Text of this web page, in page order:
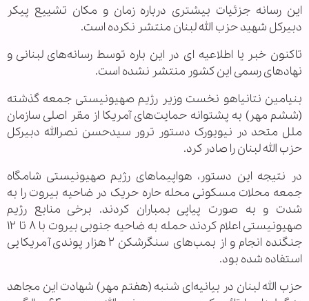
این رسانه جزئیات بیشتری درباره زمان و مکان تشییع پیکر
دبیرکل شهید حزب الله لبنان منتشر نکرده است.
تاکنون خبر یا اطلاعیه ای در این باره توسط رسانه‌های لبنانی و
نهادهای رسمی این کشور منتشر نشده است.
بنیامین نتانیاهو نخست وزیر رژیم صهیونیستی جمعه گذشته
(ششم مهر) به پشتوانه حمایت‌های آمریکا از مقر اصلی سازمان
ملل متحد در نیویورک دستور ترور سیدحسن نصرالله دبیرکل
حزب الله لبنان را صادر کرد.
در نتیجه این دستور، هواپیماهای رژیم صهیونیستی شامگاه
جمعه محلات مسکونی محله حاره حریک در ضاحیه بیروت را به
شدت و به صورت پیاپی بمباران کردند. برخی منابع رژیم
صهیونیستی اعلام کردند حمله به ضاحیه جنوبی بیروت با ۸ تا ۱۲
جنگنده انجام و از بمب‌های سنگرشکن ۲ هزار پوندی آمریکایی
استفاده شده بود.
حزب الله لبنان در بیانیه‌ای شنبه (هفتم مهر) شهادت این مجاهد